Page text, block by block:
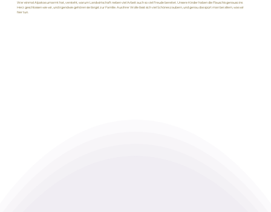
Wer einmal Alpakas umarmt hat, versteht, warum Landwirtschaft neben viel Arbeit auch so viel Freude bereitet. Unsere Kinder haben die Flauschis genauso ins
Herz geschlossen wie wir, und irgendwie gehören sie längst zur Familie. Aus ihrer Wolle lässt sich viel Schönes zaubern, und genau das spürt man bei allem, was wir
hier tun.